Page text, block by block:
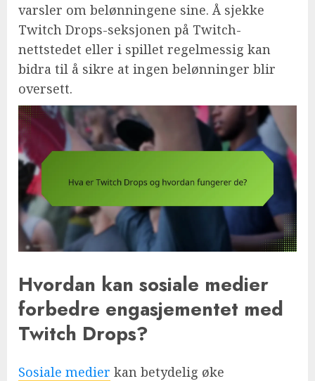
varsler om belønningene sine. Å sjekke
Twitch Drops-seksjonen på Twitch-
nettstedet eller i spillet regelmessig kan
bidra til å sikre at ingen belønninger blir
oversett.
Hvordan kan sosiale medier
forbedre engasjementet med
Twitch Drops?
Sosiale medier kan betydelig øke